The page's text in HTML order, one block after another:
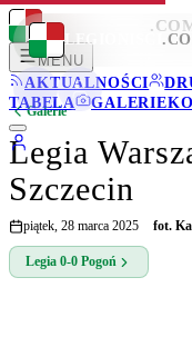
LEGIONISCI
MENU
AKTUALNOŚCI
TABELA
GALERIE
LEGIONISCI
Galerie
Legia
Szczecin
piątek, 28 marca 2025 fot.
Legia 0-0 Pogoń